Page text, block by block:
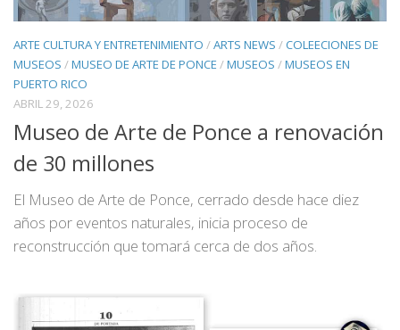
ARTE CULTURA Y ENTRETENIMIENTO /ARTS NEWS /COLEECIONES DE
MUSEOS /MUSEO DE ARTE DE PONCE /MUSEOS /MUSEOS EN
PUERTO RICO
ABRIL 29, 2026
Museo de Arte de Ponce a renovación
de 30 millones
El Museo de Arte de Ponce, cerrado desde hace diez
años por eventos naturales, inicia proceso de
reconstrucción que tomará cerca de dos años.